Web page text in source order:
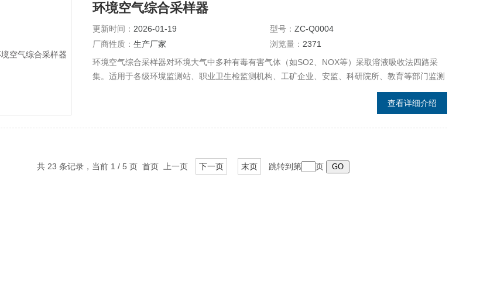
环境空气综合采样器
更新时间： 2026-01-19 型号： ZC-Q0004
厂商性质： 生产厂家 浏览量： 2371
环境空气综合采样器对环境大气中多种有毒有害气体（如SO2、NOX等）采取溶液吸收法四路采
集。适用于各级环境监测站、职业卫生检监测机构、工矿企业、安监、科研院所、教育等部门监测
查看详细介绍
共 23 条记录，当前 1 / 5 页 首页 上一页 下一页 末页 跳转到第 页